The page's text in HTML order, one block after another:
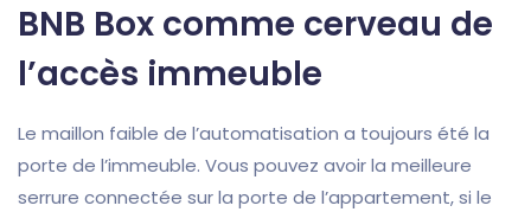
BNB Box comme cerveau de
l’accès immeuble
Le maillon faible de l’automatisation a toujours été la
porte de l’immeuble. Vous pouvez avoir la meilleure
serrure connectée sur la porte de l’appartement, si le